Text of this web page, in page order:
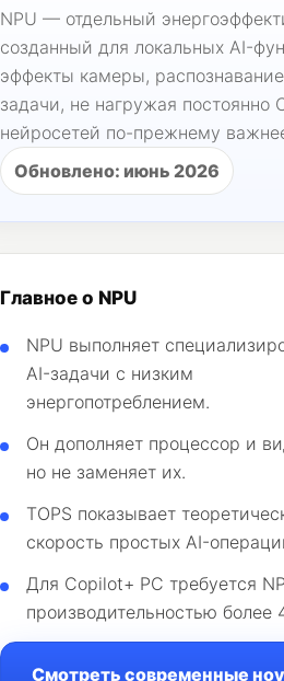
NPU — отдельный
созданный для локальных AI-
эффекты камеры,
задачи, не нагружая
нейросетей по-прежнему
Обновлено: июнь 2026
Главное о NPU
NPU выполняет
AI-задачи с низким
энергопотреблением.
Он дополняет процессор и
но не заменяет их.
TOPS показывает
скорость простых AI-
Для Copilot+ PC требуется
производительностью более
Смотреть современные